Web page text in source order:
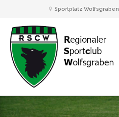
Sportplatz Wolfsgraben